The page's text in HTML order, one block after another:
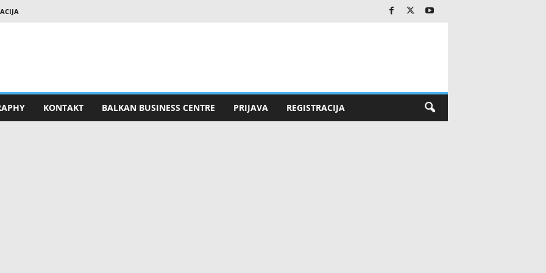
KONTAKT BALKAN BUSINESS CENTRE PRIJAVA REGISTRACIJA